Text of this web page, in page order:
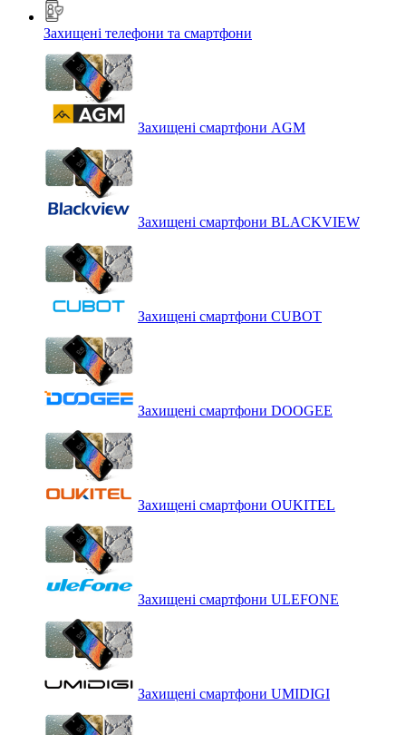
Захищені телефони та смартфони
Захищені смартфони AGM
Захищені смартфони BLACKVIEW
Захищені смартфони CUBOT
Захищені смартфони DOOGEE
Захищені смартфони OUKITEL
Захищені смартфони ULEFONE
Захищені смартфони UMIDIGI